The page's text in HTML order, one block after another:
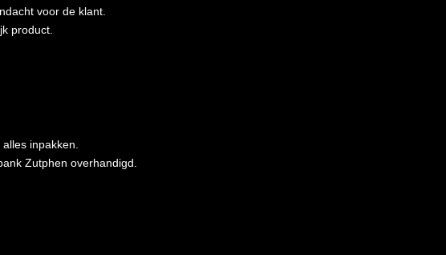
voor de klant.
product.
inpakken.
Zutphen overhandigd.